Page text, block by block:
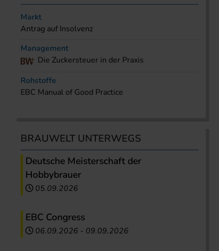
Markt
Antrag auf Insolvenz
Management
Die Zuckersteuer in der Praxis
Rohstoffe
EBC Manual of Good Practice
BRAUWELT UNTERWEGS
Deutsche Meisterschaft der
Hobbybrauer
05.09.2026
EBC Congress
06.09.2026 - 09.09.2026